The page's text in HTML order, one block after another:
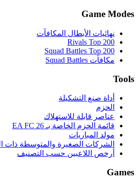
Game Modes
نهائيات الأبطال المكافآت
Rivals Top 200
Squad Battles Top 200
مكافآت Squad Battles
Tools
أداة صنع التشكيلة
الحزم
عناصر قابلة للاستهلاك
قائمة الحزم الخاصة بـ EA FC 26
مولد المباريات
الشركات الصغيرة والمتوسطة ذات
أرخص اللاعبين حسب التصنيف
Games